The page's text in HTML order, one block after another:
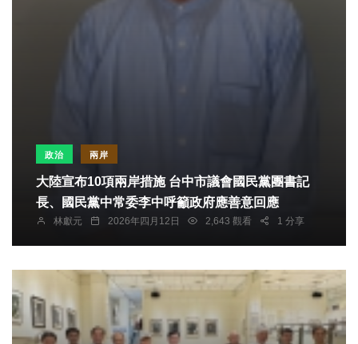
政治 兩岸
大陸宣布10項兩岸措施 台中市議會國民黨團書記
長、國民黨中常委李中呼籲政府應善意回應
林獻元 2026年四月12日 2,643 觀看 1 分享